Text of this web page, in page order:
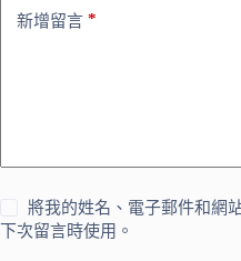
新增留言 *
將我的姓名、電子郵件和網
下次留言時使用。